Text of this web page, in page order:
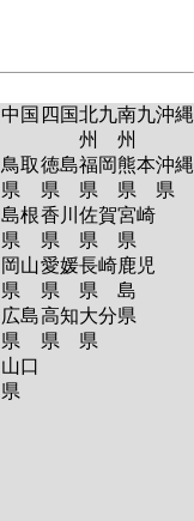
中国 四国北九
州
南九
州
沖縄
鳥取
県
島根
県
岡山
県
広島
県
山口
県
徳島
県
香川
県
愛媛
県
高知
県
福岡
県
佐賀
県
長崎
県
大分
県
熊本
県
宮崎
県
鹿児
島
県
沖縄
県